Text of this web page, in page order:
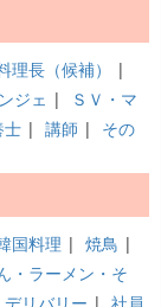
理長（候補）
|
ジェ |
ＳＶ・マ
士 | 講師 | その
国料理 | 焼鳥 |
・ラーメン・そ